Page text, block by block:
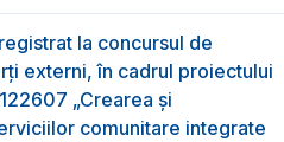
la concursul de
externi, în cadrul proiectului
„Crearea și
comunitare integrate